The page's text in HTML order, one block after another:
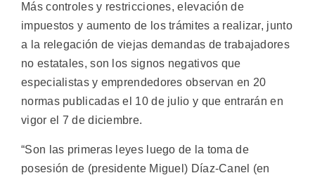
Más controles y restricciones, elevación de
impuestos y aumento de los trámites a realizar, junto
a la relegación de viejas demandas de trabajadores
no estatales, son los signos negativos que
especialistas y emprendedores observan en 20
normas publicadas el 10 de julio y que entrarán en
vigor el 7 de diciembre.
“Son las primeras leyes luego de la toma de
posesión de (presidente Miguel) Díaz-Canel (en